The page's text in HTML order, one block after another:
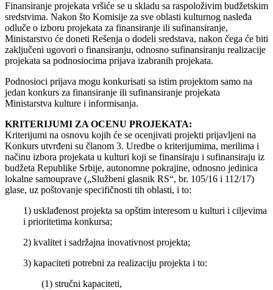
Finansiranje projekata vršiće se u skladu sa raspoloživim budžetskim
sredstvima. Nakon što Komisije za sve oblasti kulturnog nasleđa
odluče o izboru projekata za finansiranje ili sufinansiranje,
Ministarstvo će doneti Rešenja o dodeli sredstava, nakon čega će biti
zaključeni ugovori o finansiranju, odnosno sufinansiranju realizacije
projekata sa podnosiocima prijava izabranih projekata.
Podnosioci prijava mogu konkurisati sa istim projektom samo na
jedan konkurs za finansiranje ili sufinansiranje projekata
Ministarstva kulture i informisanja.
KRITERIJUMI ZA OCENU PROJEKATA:
Kriterijumi na osnovu kojih će se ocenjivati projekti prijavljeni na
Konkurs utvrđeni su članom 3. Uredbe o kriterijumima, merilima i
načinu izbora projekata u kulturi koji se finansiraju i sufinansiraju iz
budžeta Republike Srbije, autonomne pokrajine, odnosno jedinica
lokalne samouprave („Službeni glasnik RS“, br. 105/16 i 112/17)
glase, uz poštovanje specifičnosti tih oblasti, i to:
1) usklađenost projekta sa opštim interesom u kulturi i ciljevima
i prioritetima konkursa;
2) kvalitet i sadržajna inovativnost projekta;
3) kapaciteti potrebni za realizaciju projekta i to:
(1) stručni kapaciteti,